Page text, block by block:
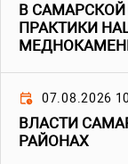
В
ПРАКТИКИ
07.08.2026
ВЛАСТИ
РАЙОНАХ